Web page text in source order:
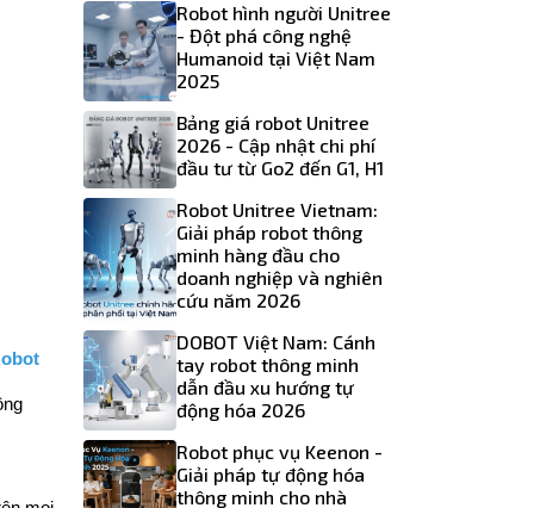
Robot hình người Unitree
- Đột phá công nghệ
Humanoid tại Việt Nam
2025
Bảng giá robot Unitree
2026 - Cập nhật chi phí
đầu tư từ Go2 đến G1, H1
Robot Unitree Vietnam:
Giải pháp robot thông
minh hàng đầu cho
doanh nghiệp và nghiên
cứu năm 2026
DOBOT Việt Nam: Cánh
tay robot thông minh
dẫn đầu xu hướng tự
động hóa 2026
Robot phục vụ Keenon -
Giải pháp tự động hóa
thông minh cho nhà